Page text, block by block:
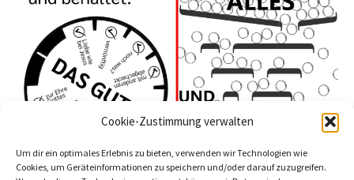
Cookie-Zustimmung verwalten
Um dir ein optimales Erlebnis zu bieten, verwenden wir Technologien wie
Cookies, um Geräteinformationen zu speichern und/oder darauf zuzugreifen.